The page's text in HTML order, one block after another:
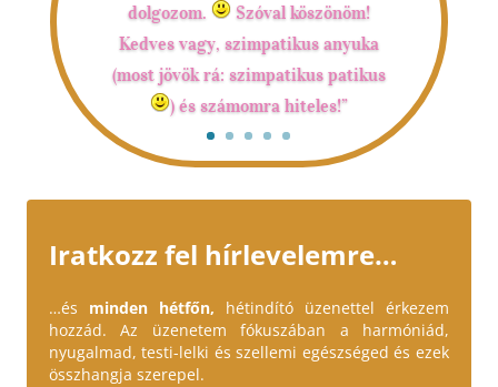
dolgozom.
Szóval köszönöm!
Kedves vagy, szimpatikus anyuka
(most jövök rá: szimpatikus patikus
) és számomra hiteles!”
Iratkozz fel hírlevelemre…
…és minden hétfőn, hétindító üzenettel érkezem
hozzád. Az üzenetem fókuszában a harmóniád,
nyugalmad, testi-lelki és szellemi egészséged és ezek
összhangja szerepel.